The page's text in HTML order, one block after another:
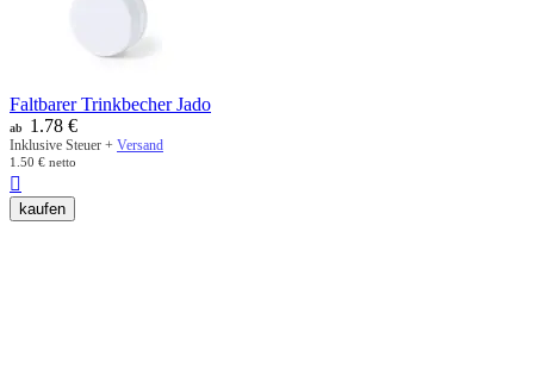
Faltbarer Trinkbecher Jado
ab 1.78 €
Inklusive Steuer + Versand
1.50 € netto

kaufen